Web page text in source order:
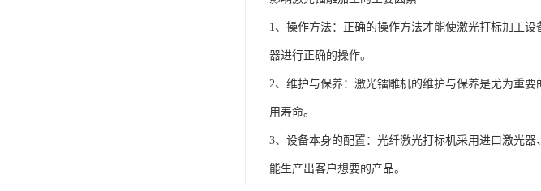
1、操作方法：正确的操作方法才能使激光打标加工
器进行正确的操作。
2、维护与保养：激光镭雕机的维护与保养是尤为重
用寿命。
3、设备本身的配置：光纤激光打标机采用进口激光
能生产出客户想要的产品。